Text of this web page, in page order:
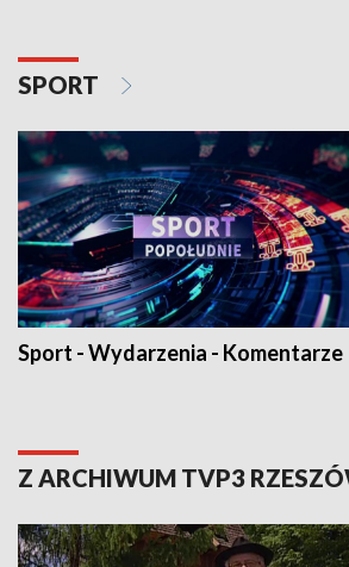
SPORT
Sport - Wydarzenia - Komentarze
Z ARCHIWUM TVP3